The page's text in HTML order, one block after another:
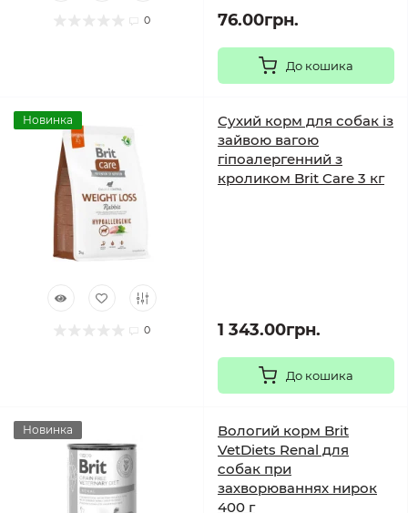
0 76.00грн.
До кошика
Новинка
0
Сухий корм для собак із
зайвою вагою
гіпоалергенний з
кроликом Brit Care 3 кг
1 343.00грн.
До кошика
Новинка
Вологий корм Brit
VetDiets Renal для
собак при
захворюваннях нирок
400 г